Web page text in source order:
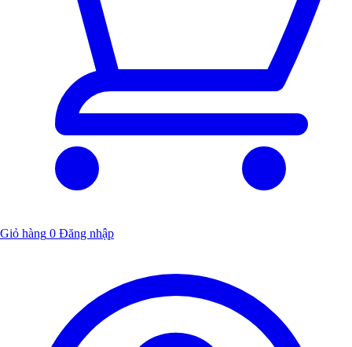
Giỏ hàng 0 Đăng nhập